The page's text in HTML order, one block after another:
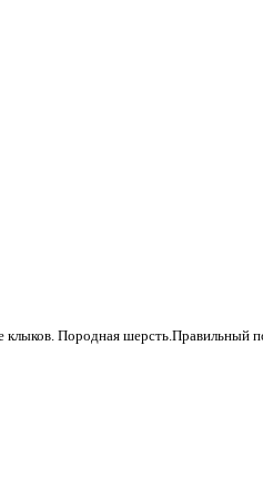
Породная шерсть.Правильный